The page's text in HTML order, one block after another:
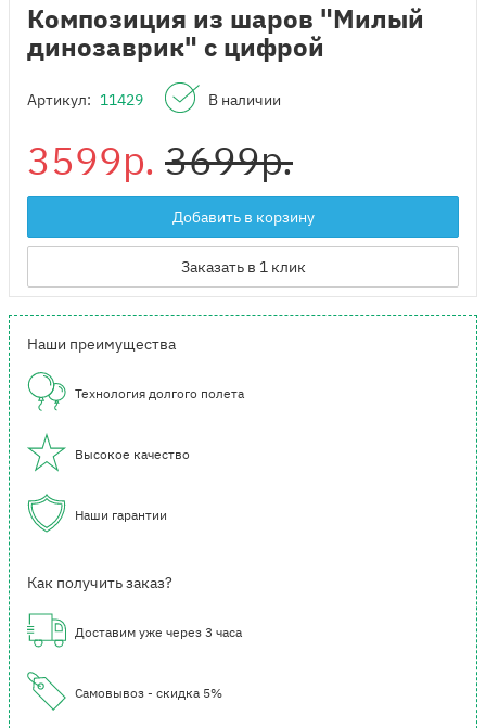
Композиция из шаров "Милый
динозаврик" с цифрой
Артикул: 11429 В наличии
3599р. 3699р.
Добавить в корзину
Заказать в 1 клик
Наши преимущества
Технология долгого полета
Высокое качество
Наши гарантии
Как получить заказ?
Доставим уже через 3 часа
Самовывоз - скидка 5%